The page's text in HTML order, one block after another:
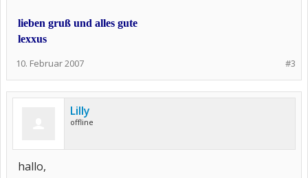
lieben gruß und alles gute
lexxus
#3
10. Februar 2007
Lilly
offline
hallo,